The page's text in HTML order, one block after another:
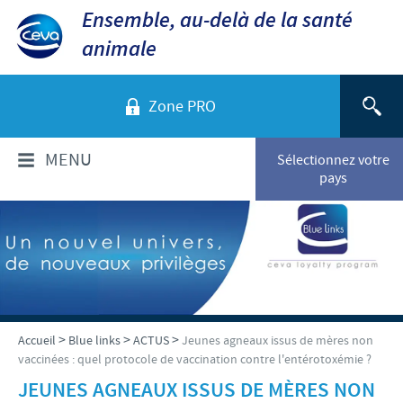
Ensemble, au-delà de la santé
animale
Zone PRO
Sélectionnez votre
pays
MENU
QUI SOMMES-NOUS?
Aperçu de la société
Ceva Santé Animale Tunisie
Production
PRODUITS
Volailles
Ovins - Caprins
ACTUALITÉS ET MÉDIA
Ceva News
RESPONSABILITÉS
Accueil > Blue links>ACTUS>Jeunes agneaux issus de mères non
vaccinées : quel protocole de vaccination contre l'entérotoxémie ?
JEUNES AGNEAUX ISSUS DE MÈRES NON